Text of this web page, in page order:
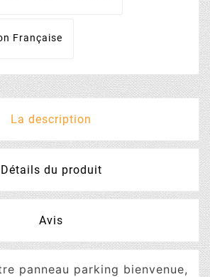
Française
La description
Détails du produit
Avis
panneau parking bienvenue,